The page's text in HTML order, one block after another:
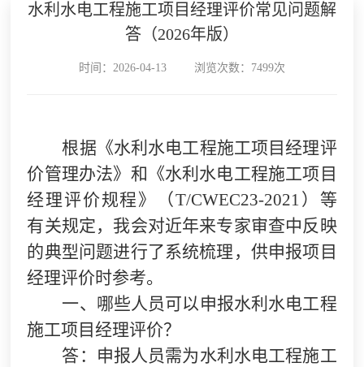
水利水电工程施工项目经理评价常见问题解
答（2026年版）
时间：2026-04-13 浏览次数：7499次
根据《水利水电工程施工项目经理评
价管理办法》和《水利水电工程施工项目
经理评价规程》（T/CWEC23-2021）等
有关规定，我会对近年来专家审查中反映
的典型问题进行了系统梳理，供申报项目
经理评价时参考。
一、哪些人员可以申报水利水电工程
施工项目经理评价？
答：申报人员需为水利水电工程施工